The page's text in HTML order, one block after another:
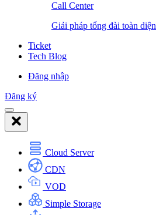
Call Center
Giải pháp tổng đài toàn diện
Ticket
Tech Blog
Đăng nhập
Đăng ký
Cloud Server
CDN
VOD
Simple Storage